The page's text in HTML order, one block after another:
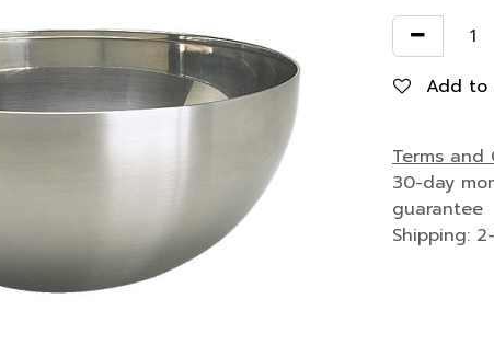
Add to
Terms and
30-day
guarantee
Shipping: